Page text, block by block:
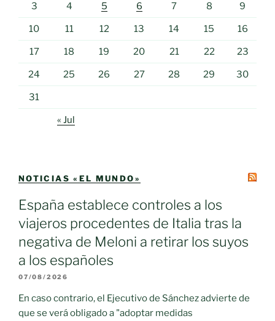
3 4 5 6 7 8 9
10 11 12 13 14 15 16
17 18 19 20 21 22 23
24 25 26 27 28 29 30
31
« Jul
NOTICIAS «EL MUNDO»
España establece controles a los
viajeros procedentes de Italia tras la
negativa de Meloni a retirar los suyos
a los españoles
07/08/2026
En caso contrario, el Ejecutivo de Sánchez advierte de
que se verá obligado a "adoptar medidas